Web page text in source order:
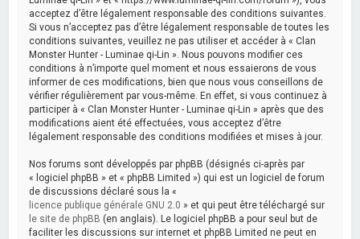
acceptez d’être légalement responsable des conditions suivantes.
Si vous n’acceptez pas d’être légalement responsable de toutes les
conditions suivantes, veuillez ne pas utiliser et accéder à « Clan
Monster Hunter - Luminae qi-Lin ». Nous pouvons modifier ces
conditions à n’importe quel moment et nous essaierons de vous
informer de ces modifications, bien que nous vous conseillons de
vérifier régulièrement par vous-même. En effet, si vous continuez à
participer à « Clan Monster Hunter - Luminae qi-Lin » après que des
modifications aient été effectuées, vous acceptez d’être
légalement responsable des conditions modifiées et mises à jour.
Nos forums sont développés par phpBB (désignés ci-après par
« logiciel phpBB » et « phpBB Limited ») qui est un logiciel de forum
de discussions déclaré sous la «
licence publique générale GNU 2.0 » et qui peut être téléchargé sur
le site de phpBB (en anglais). Le logiciel phpBB a pour seul but de
faciliter les discussions sur internet et phpBB Limited ne peut en